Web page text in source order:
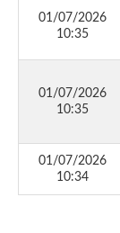
01/07/2026
10:35
01/07/2026
10:35
01/07/2026
10:34